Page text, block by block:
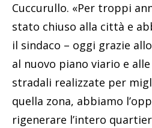
Cuccurullo. «Per troppi
stato chiuso alla città e
il sindaco – oggi grazie
al nuovo piano viario e
stradali realizzate per
quella zona, abbiamo
rigenerare l’intero